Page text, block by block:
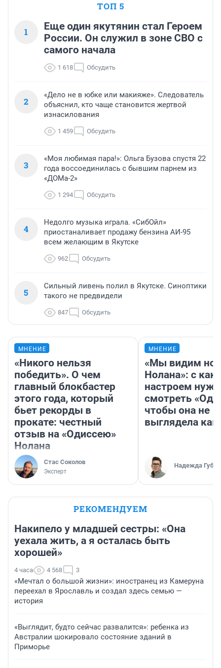
ТОП 5
1
Еще один якутянин стал Героем
России. Он служил в зоне СВО с
самого начала
1 618 Обсудить
2
«Дело не в юбке или макияже». Следователь
объяснил, кто чаще становится жертвой
изнасилования
1 459 Обсудить
3
«Моя любимая пара!»: Ольга Бузова спустя 22
года воссоединилась с бывшим парнем из
«ДОМа-2»
1 294 Обсудить
4
Недолго музыка играла. «СибОйл»
приостаналивает продажу бензина АИ-95
всем желающим в Якутске
962 Обсудить
5
Сильный ливень полил в Якутске. Синоптики
такого не предвидели
847 Обсудить
МНЕНИЕ
«Никого нельзя
победить». О чем
главный блокбастер
этого года, который
бьет рекорды в
прокате: честный
отзыв на «Одиссею»
Нолана
Стас Соколов
Эксперт
МНЕНИЕ
«Мы видим
Нолана»: с
настроем
смотреть
чтобы она не
выглядела как
Надежда
РЕКОМЕНДУЕМ
Накипело у младшей сестры: «Она
уехала жить, а я осталась быть
хорошей»
4 часа 4 568 3
«Мечтал о большой жизни»: иностранец из Камеруна
переехал в Ярославль и создал здесь семью —
история
«Выглядит, будто сейчас развалится»: ребенка из
Австралии шокировало состояние зданий в
Приморье